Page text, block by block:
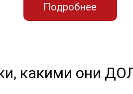
Подробнее
какими они